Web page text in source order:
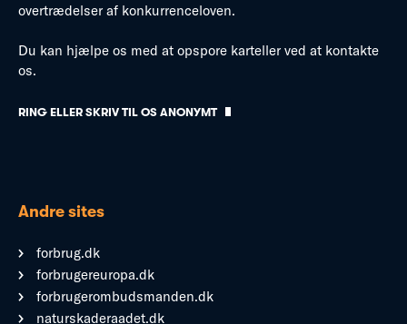
overtrædelser af konkurrenceloven.
Du kan hjælpe os med at opspore karteller ved at kontakte
os.
RING ELLER SKRIV TIL OS ANONYMT
Andre sites
forbrug.dk
forbrugereuropa.dk
forbrugerombudsmanden.dk
naturskaderaadet.dk